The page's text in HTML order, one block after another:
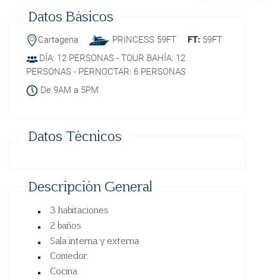
Datos Básicos
Cartagena PRINCESS 59FT FT:59FT
DÍA: 12 PERSONAS - TOUR BAHÍA: 12
PERSONAS - PERNOCTAR: 6 PERSONAS
De 9AM a 5PM
Datos Técnicos
Descripción General
3 habitaciones
2 baños
Sala interna y externa
Comedor
Cocina